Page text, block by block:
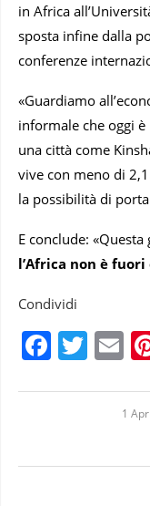
in Africa
sposta infine dalla
conferenze
«Guardiamo
informale che oggi
una città come
vive con meno di
la possibilità di
E conclude:
l’Africa non è
Condividi
1